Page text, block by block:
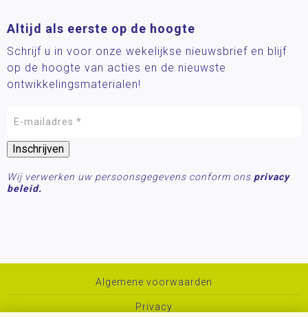
Altijd als eerste op de hoogte
Schrijf u in voor onze wekelijkse nieuwsbrief en blijf
op de hoogte van acties en de nieuwste
ontwikkelingsmaterialen!
Wij verwerken uw persoonsgegevens conform ons privacy
beleid.
Algemene voorwaarden
Privacy